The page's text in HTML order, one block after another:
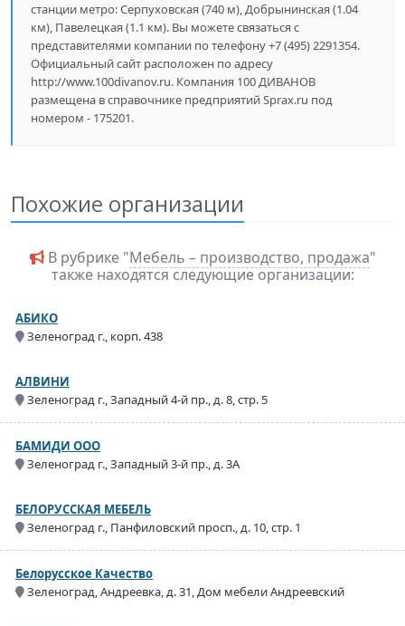
станции метро: Серпуховская (740 м), Добрынинская (1.04
км), Павелецкая (1.1 км). Вы можете связаться с
представителями компании по телефону +7 (495) 2291354.
Официальный сайт расположен по адресу
http://www.100divanov.ru. Компания 100 ДИВАНОВ
размещена в справочнике предприятий Sprax.ru под
номером - 175201.
Похожие организации
В рубрике "Мебель – производство, продажа"
также находятся следующие организации:
АБИКО
Зеленоград г., корп. 438
АЛВИНИ
Зеленоград г., Западный 4-й пр., д. 8, стр. 5
БАМИДИ ООО
Зеленоград г., Западный 3-й пр., д. 3А
БЕЛОРУССКАЯ МЕБЕЛЬ
Зеленоград г., Панфиловский просп., д. 10, стр. 1
Белорусское Качество
Зеленоград, Андреевка, д. 31, Дом мебели Андреевский